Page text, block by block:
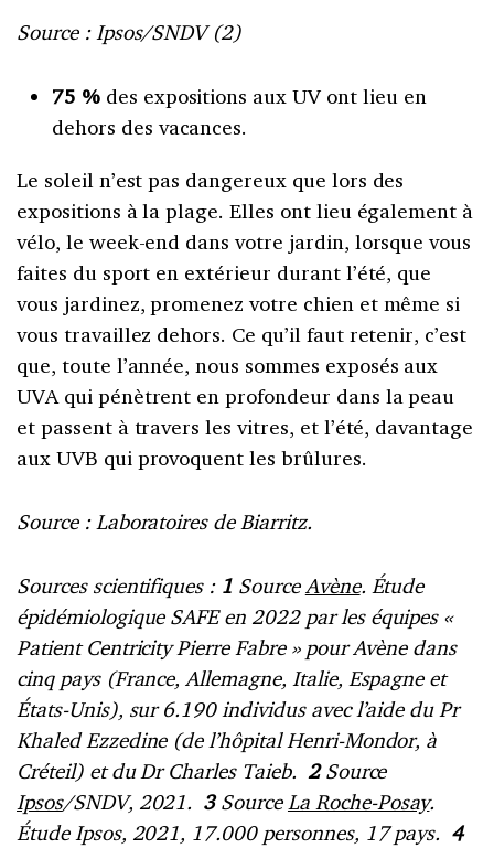
Source : Ipsos/SNDV (2)
75 %des expositions aux UV ont lieu en
dehors des vacances.
Le soleil n’est pas dangereux que lors des
expositions à la plage. Elles ont lieu également à
vélo, le week-end dans votre jardin, lorsque vous
faites du sport en extérieur durant l’été, que
vous jardinez, promenez votre chien et même si
vous travaillez dehors. Ce qu’il faut retenir, c’est
que, toute l’année, nous sommes exposés aux
UVA qui pénètrent en profondeur dans la peau
et passent à travers les vitres, et l’été, davantage
aux UVB qui provoquent les brûlures.
Source : Laboratoires de Biarritz.
Sources scientifiques : 1 Source Avène. Étude
épidémiologique SAFE en 2022 par les équipes «
Patient Centricity Pierre Fabre » pour Avène dans
cinq pays (France, Allemagne, Italie, Espagne et
États-Unis), sur 6.190 individus avec l’aide du Pr
Khaled Ezzedine (de l’hôpital Henri-Mondor, à
Créteil) et du Dr Charles Taieb. 2Source
Ipsos/SNDV, 2021. 3Source La Roche-Posay.
Étude Ipsos, 2021, 17.000 personnes, 17 pays. 4